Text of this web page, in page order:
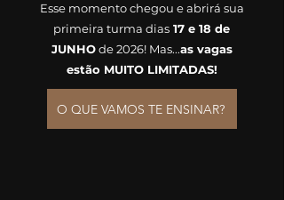
Esse momento chegou e abrirá sua
primeira turma dias 17 e 18 de
JUNHOde 2026! Mas...as vagas
estão MUITO LIMITADAS!
O QUE VAMOS TE ENSINAR?